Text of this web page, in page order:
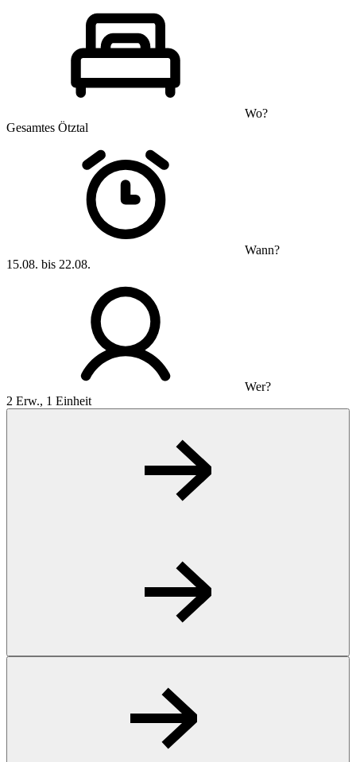
Wo?
Gesamtes Ötztal
Wann?
15.08. bis 22.08.
Wer?
2 Erw., 1 Einheit